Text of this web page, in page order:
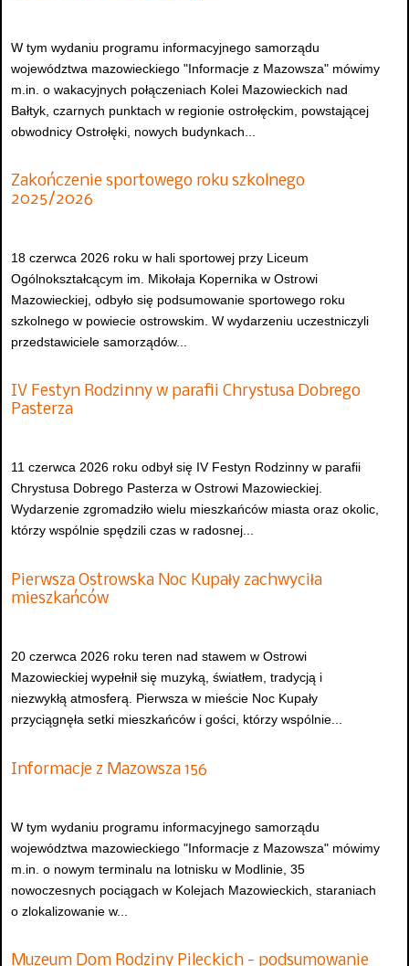
W tym wydaniu programu informacyjnego samorządu
województwa mazowieckiego "Informacje z Mazowsza" mówimy
m.in. o wakacyjnych połączeniach Kolei Mazowieckich nad
Bałtyk, czarnych punktach w regionie ostrołęckim, powstającej
obwodnicy Ostrołęki, nowych budynkach...
Zakończenie sportowego roku szkolnego
2025/2026
18 czerwca 2026 roku w hali sportowej przy Liceum
Ogólnokształcącym im. Mikołaja Kopernika w Ostrowi
Mazowieckiej, odbyło się podsumowanie sportowego roku
szkolnego w powiecie ostrowskim. W wydarzeniu uczestniczyli
przedstawiciele samorządów...
IV Festyn Rodzinny w parafii Chrystusa Dobrego
Pasterza
11 czerwca 2026 roku odbył się IV Festyn Rodzinny w parafii
Chrystusa Dobrego Pasterza w Ostrowi Mazowieckiej.
Wydarzenie zgromadziło wielu mieszkańców miasta oraz okolic,
którzy wspólnie spędzili czas w radosnej...
Pierwsza Ostrowska Noc Kupały zachwyciła
mieszkańców
20 czerwca 2026 roku teren nad stawem w Ostrowi
Mazowieckiej wypełnił się muzyką, światłem, tradycją i
niezwykłą atmosferą. Pierwsza w mieście Noc Kupały
przyciągnęła setki mieszkańców i gości, którzy wspólnie...
Informacje z Mazowsza 156
W tym wydaniu programu informacyjnego samorządu
województwa mazowieckiego "Informacje z Mazowsza" mówimy
m.in. o nowym terminalu na lotnisku w Modlinie, 35
nowoczesnych pociągach w Kolejach Mazowieckich, staraniach
o zlokalizowanie w...
Muzeum Dom Rodziny Pileckich - podsumowanie